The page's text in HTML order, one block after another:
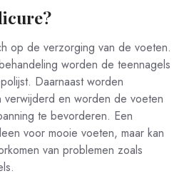
op de verzorging van de voeten.
worden de teennagels
Daarnaast worden
verwijderd en worden de voeten
te bevorderen. Een
voor mooie voeten, maar kan
van problemen zoals